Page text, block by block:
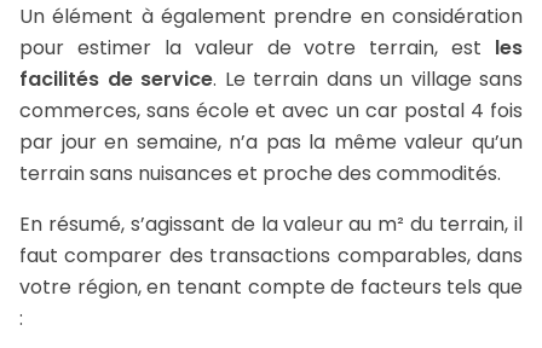
Un élément à également prendre en considération
pour estimer la valeur de votre terrain, est les
facilités de service. Le terrain dans un village sans
commerces, sans école et avec un car postal 4 fois
par jour en semaine, n’a pas la même valeur qu’un
terrain sans nuisances et proche des commodités.
En résumé, s’agissant de la valeur au m² du terrain, il
faut comparer des transactions comparables, dans
votre région, en tenant compte de facteurs tels que
: